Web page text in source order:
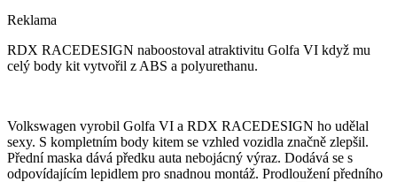
Reklama
RDX RACEDESIGN naboostoval atraktivitu Golfa VI když mu
celý body kit vytvořil z ABS a polyurethanu.
Volkswagen vyrobil Golfa VI a RDX RACEDESIGN ho udělal
sexy. S kompletním body kitem se vzhled vozidla značně zlepšil.
Přední maska dává předku auta nebojácný výraz. Dodává se s
odpovídajícím lepidlem pro snadnou montáž. Prodloužení předního